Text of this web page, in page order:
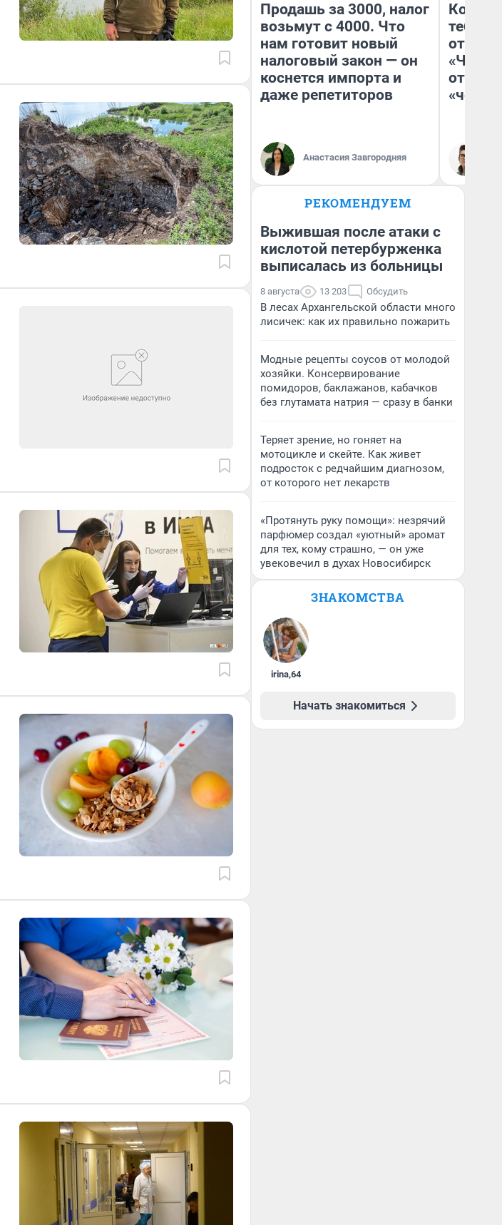
Продашь за 3000, налог
возьмут с 4000. Что
нам готовит новый
налоговый закон — он
коснется импорта и
даже репетиторов
Анастасия Завгородняя
тебя
отзыв
РЕКОМЕНДУЕМ
Выжившая после атаки с
кислотой петербурженка
выписалась из больницы
8 августа 13 203 Обсудить
В лесах Архангельской области много
лисичек: как их правильно пожарить
Модные рецепты соусов от молодой
хозяйки. Консервирование
помидоров, баклажанов, кабачков
без глутамата натрия — сразу в банки
Теряет зрение, но гоняет на
мотоцикле и скейте. Как живет
подросток с редчайшим диагнозом,
от которого нет лекарств
«Протянуть руку помощи»: незрячий
парфюмер создал «уютный» аромат
для тех, кому страшно, — он уже
увековечил в духах Новосибирск
ЗНАКОМСТВА
irina,64
Начать знакомиться